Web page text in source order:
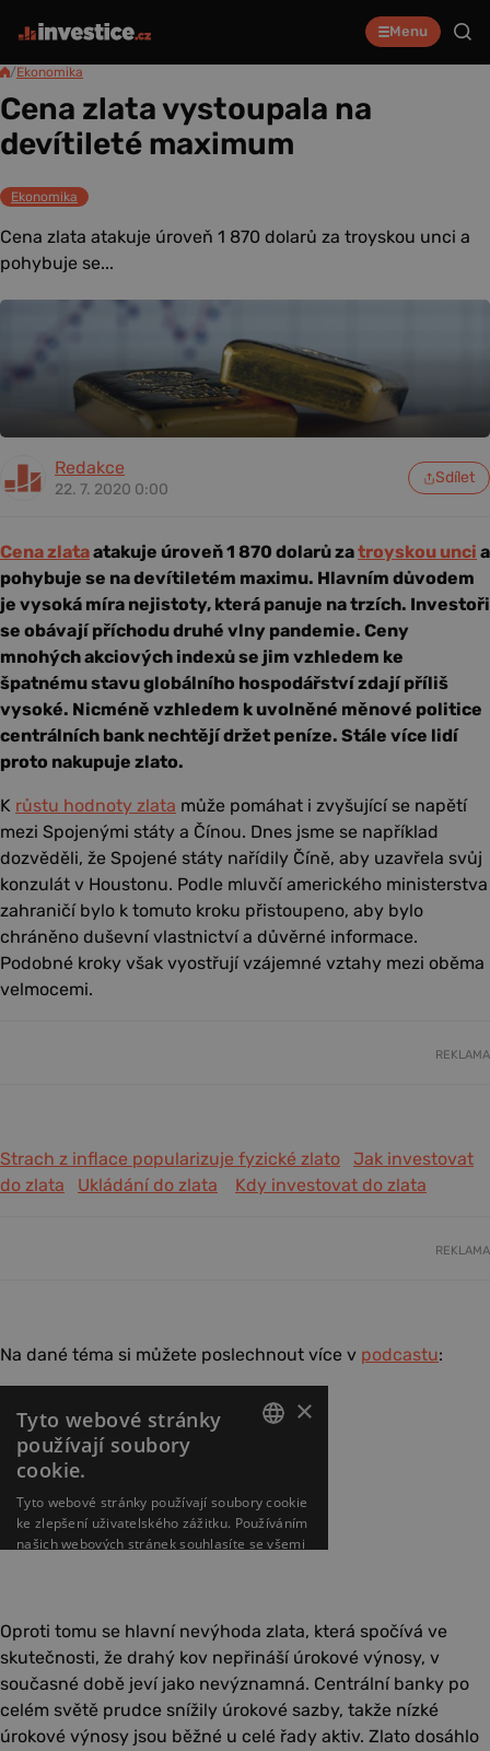
Menu
/Ekonomika
Cena zlata vystoupala na
devítileté maximum
Ekonomika
Cena zlata atakuje úroveň 1 870 dolarů za troyskou unci a
pohybuje se...
Redakce
22. 7. 2020 0:00
Sdílet
Cena zlataatakuje úroveň 1 870 dolarů zatroyskou unci a
pohybuje se na devítiletém maximu. Hlavním důvodem
je vysoká míra nejistoty, která panuje na trzích. Investoři
se obávají příchodu druhé vlny pandemie. Ceny
mnohých akciových indexů se jim vzhledem ke
špatnému stavu globálního hospodářství zdají příliš
vysoké. Nicméně vzhledem k uvolněné měnové politice
centrálních bank nechtějí držet peníze. Stále více lidí
proto nakupuje zlato.
K růstu hodnoty zlata může pomáhat i zvyšující se napětí
mezi Spojenými státy a Čínou. Dnes jsme se například
dozvěděli, že Spojené státy nařídily Číně, aby uzavřela svůj
konzulát v Houstonu. Podle mluvčí amerického ministerstva
zahraničí bylo k tomuto kroku přistoupeno, aby bylo
chráněno duševní vlastnictví a důvěrné informace.
Podobné kroky však vyostřují vzájemné vztahy mezi oběma
velmocemi.
REKLAMA
Strach z inflace popularizuje fyzické zlato
Jak investovat
do zlata
Ukládání do zlata Kdy investovat do zlata
REKLAMA
Na dané téma si můžete poslechnout více v podcastu:
Oproti tomu se hlavní nevýhoda zlata, která spočívá ve
skutečnosti, že drahý kov nepřináší úrokové výnosy, v
současné době jeví jako nevýznamná. Centrální banky po
celém světě prudce snížily úrokové sazby, takže nízké
úrokové výnosy jsou běžné u celé řady aktiv. Zlato dosáhlo